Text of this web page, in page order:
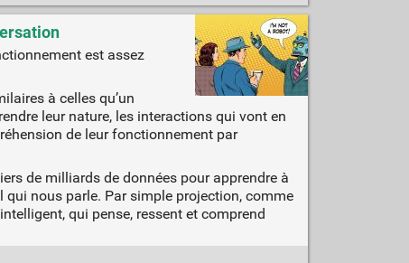
est assez
à celles qu’un
leur nature, les interactions qui vont en
de leur fonctionnement par
de milliards de données pour apprendre à
nous parle. Par simple projection, comme
qui pense, ressent et comprend